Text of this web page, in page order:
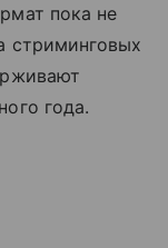
пока не
стриминговых
года.